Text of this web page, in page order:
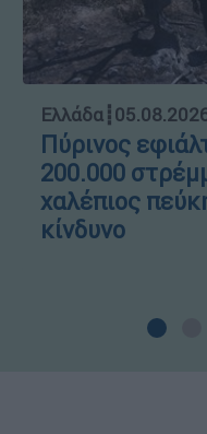
Ελλάδα┋
Πύρινος
200.000
χαλέπιος
κίνδυνο